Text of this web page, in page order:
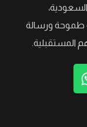
السعودية،
طموحة ورسالة
المستقبلية.